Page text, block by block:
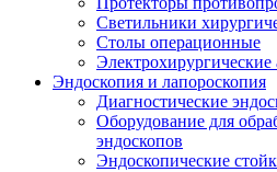
Светильники
Столы операционные
Электрохирургические
Эндоскопия и лапороскопия
Диагностические
Оборудование для
эндоскопов
Эндоскопические